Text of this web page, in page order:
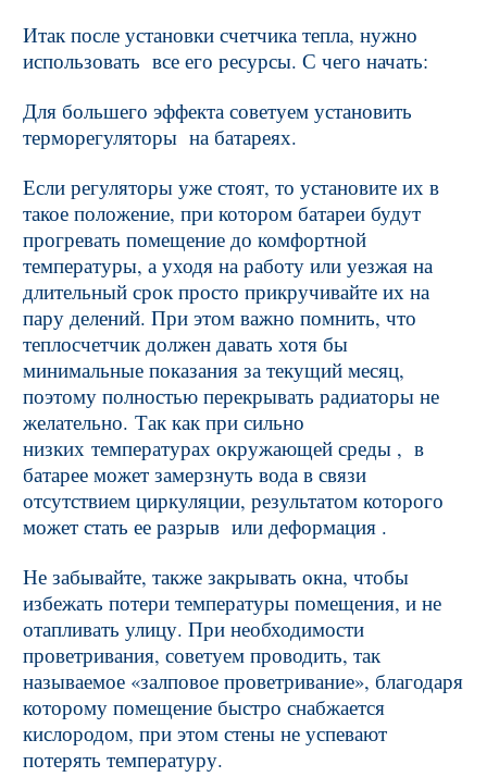
Итак после установки счетчика тепла, нужно
использовать все его ресурсы. С чего начать:
Для большего эффекта советуем установить
терморегуляторы на батареях.
Если регуляторы уже стоят, то установите их в
такое положение, при котором батареи будут
прогревать помещение до комфортной
температуры, а уходя на работу или уезжая на
длительный срок просто прикручивайте их на
пару делений. При этом важно помнить, что
теплосчетчик должен давать хотя бы
минимальные показания за текущий месяц,
поэтому полностью перекрывать радиаторы не
желательно. Так как при сильно
низких температурах окружающей среды , в
батарее может замерзнуть вода в связи
отсутствием циркуляции, результатом которого
может стать ее разрыв или деформация .
Не забывайте, также закрывать окна, чтобы
избежать потери температуры помещения, и не
отапливать улицу. При необходимости
проветривания, советуем проводить, так
называемое «залповое проветривание», благодаря
которому помещение быстро снабжается
кислородом, при этом стены не успевают
потерять температуру.